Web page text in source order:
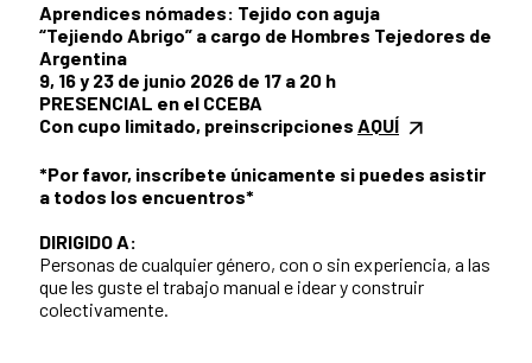
Aprendices nómades: Tejido con aguja
“Tejiendo Abrigo” a cargo de Hombres Tejedores de
Argentina
9, 16 y 23 de junio 2026 de 17 a 20 h
PRESENCIAL en el CCEBA
Con cupo limitado, preinscripciones AQUÍ
*Por favor, inscríbete únicamente si puedes asistir
a todos los encuentros*
DIRIGIDO A:
Personas de cualquier género, con o sin experiencia, a las
que les guste el trabajo manual e idear y construir
colectivamente.